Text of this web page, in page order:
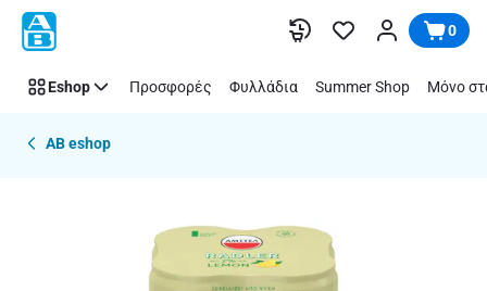
Παράλειψη 0
Eshop Προσφορές Φυλλάδια Summer Shop Μόνο
AB eshop